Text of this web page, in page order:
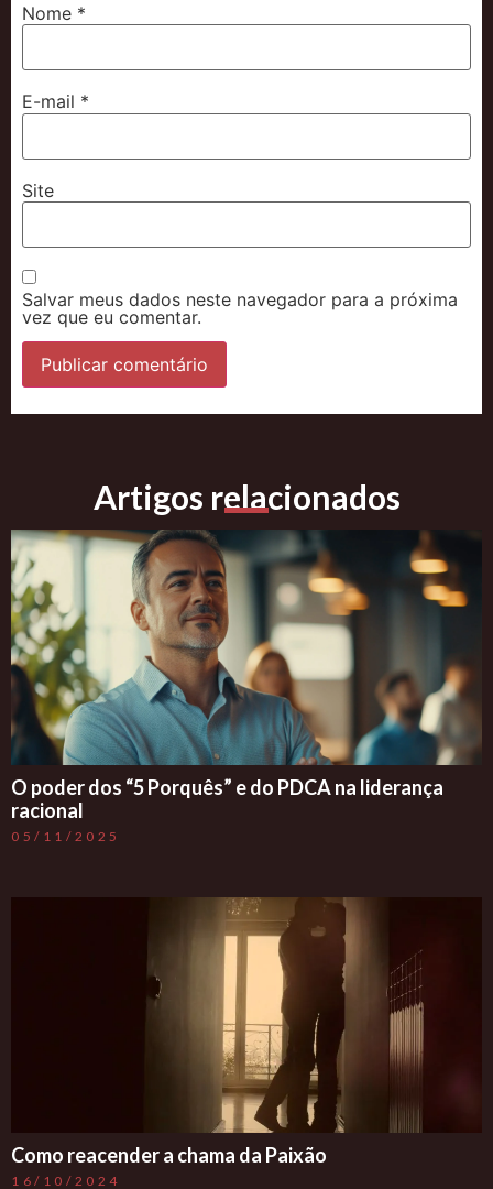
Nome *
E-mail *
Site
Salvar meus dados neste navegador para a próxima
vez que eu comentar.
Artigos relacionados
O poder dos “5 Porquês” e do PDCA na liderança
racional
05/11/2025
Como reacender a chama da Paixão
16/10/2024